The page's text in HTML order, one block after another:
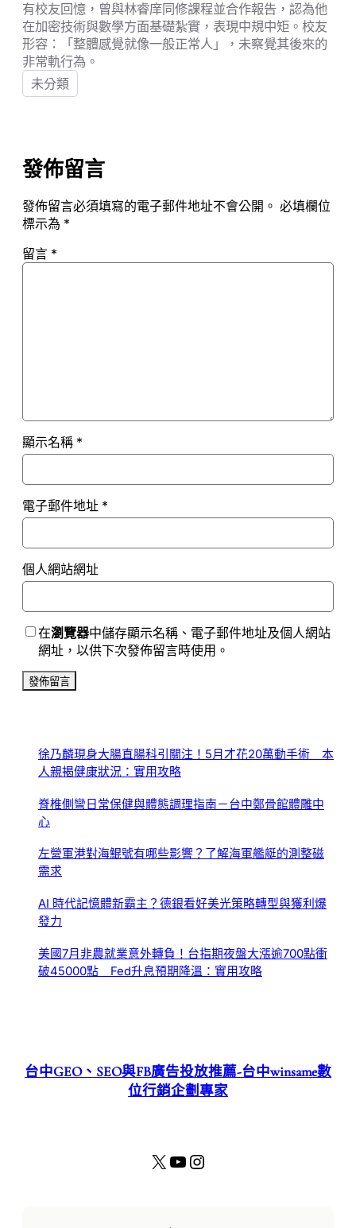
有校友回憶，曾與林睿庠同修課程並合作報告，認為他
在加密技術與數學方面基礎紮實，表現中規中矩。校友
形容：「整體感覺就像一般正常人」，未察覺其後來的
非常軌行為。
未分類
發佈留言
發佈留言必須填寫的電子郵件地址不會公開。 必填欄位
標示為 *
留言 *
顯示名稱 *
電子郵件地址 *
個人網站網址
在瀏覽器中儲存顯示名稱、電子郵件地址及個人網站
網址，以供下次發佈留言時使用。
徐乃麟現身大腸直腸科引關注！5月才花20萬動手術 本
人親揭健康狀況：實用攻略
脊椎側彎日常保健與體態調理指南－台中鄭骨館體雕中
心
左營軍港對海鯤號有哪些影響？了解海軍艦艇的測整磁
需求
AI 時代記憶體新霸主？德銀看好美光策略轉型與獲利爆
發力
美國7月非農就業意外轉負！台指期夜盤大漲逾700點衝
破45000點 Fed升息預期降溫：實用攻略
台中GEO、SEO與FB廣告投放推薦-台中winsame數
位行銷企劃專家
X YouTube Instagram